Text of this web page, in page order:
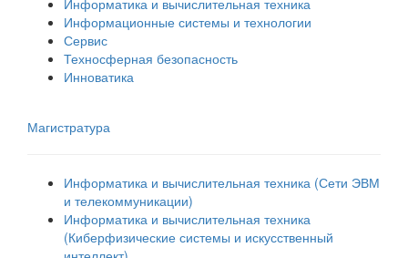
Информационные системы и технологии
Сервис
Техносферная безопасность
Инноватика
Магистратура
Информатика и вычислительная техника (Сети ЭВМ
и телекоммуникации)
Информатика и вычислительная техника
(Киберфизические системы и искусственный